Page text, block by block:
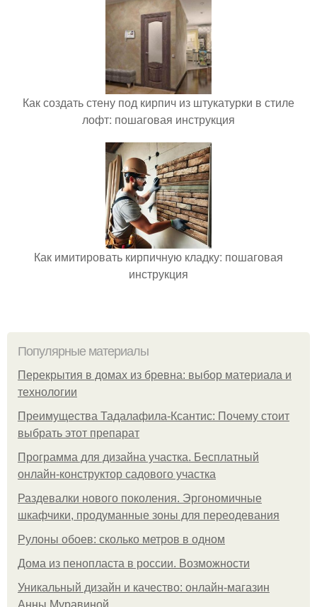
Как создать стену под кирпич из штукатурки в стиле
лофт: пошаговая инструкция
Как имитировать кирпичную кладку: пошаговая
инструкция
Популярные материалы
Перекрытия в домах из бревна: выбор материала и
технологии
Преимущества Тадалафила-Ксантис: Почему стоит
выбрать этот препарат
Программа для дизайна участка. Бесплатный
онлайн-конструктор садового участка
Раздевалки нового поколения. Эргономичные
шкафчики, продуманные зоны для переодевания
Рулоны обоев: сколько метров в одном
Дома из пенопласта в россии. Возможности
Уникальный дизайн и качество: онлайн-магазин
Анны Муравиной